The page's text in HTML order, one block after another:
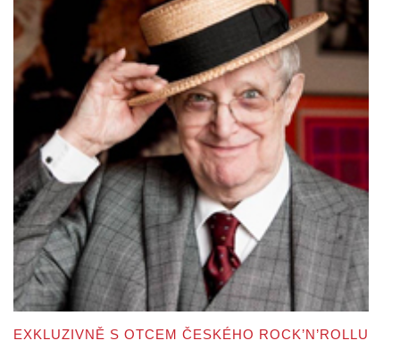
EXKLUZIVNĚ S OTCEM ČESKÉHO ROCK’N’ROLLU